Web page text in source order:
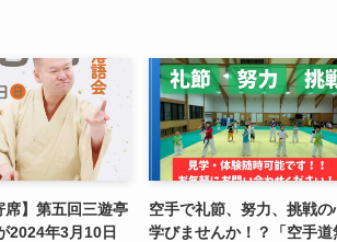
席】第五回三遊亭
2024年3月10日
空手で礼節、努力、挑戦の
学びませんか！？「空手道